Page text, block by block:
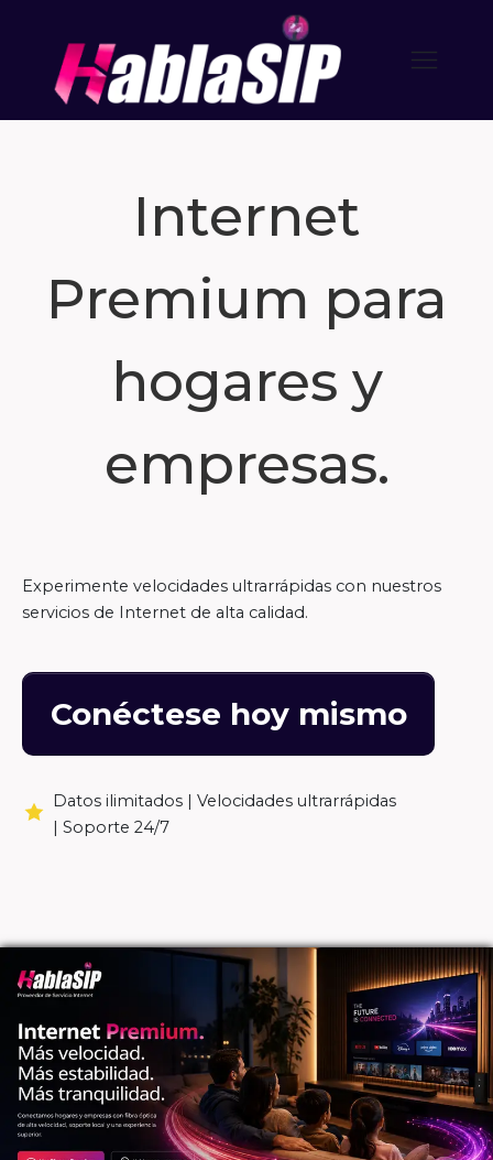
Internet
Premium para
hogares y
empresas.
Experimente velocidades ultrarrápidas con nuestros
servicios de Internet de alta calidad.
Conéctese hoy mismo
Datos ilimitados | Velocidades ultrarrápidas
| Soporte 24/7